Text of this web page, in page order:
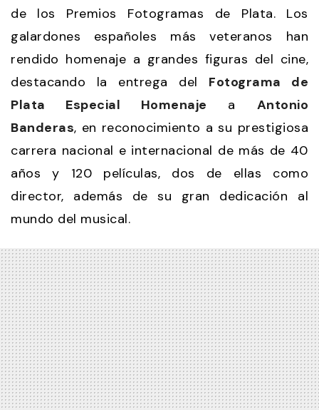
de los Premios Fotogramas de Plata. Los
galardones españoles más veteranos han
rendido homenaje a grandes figuras del cine,
destacando la entrega del Fotograma de
Plata Especial Homenaje a Antonio
Banderas, en reconocimiento a su prestigiosa
carrera nacional e internacional de más de 40
años y 120 películas, dos de ellas como
director, además de su gran dedicación al
mundo del musical.